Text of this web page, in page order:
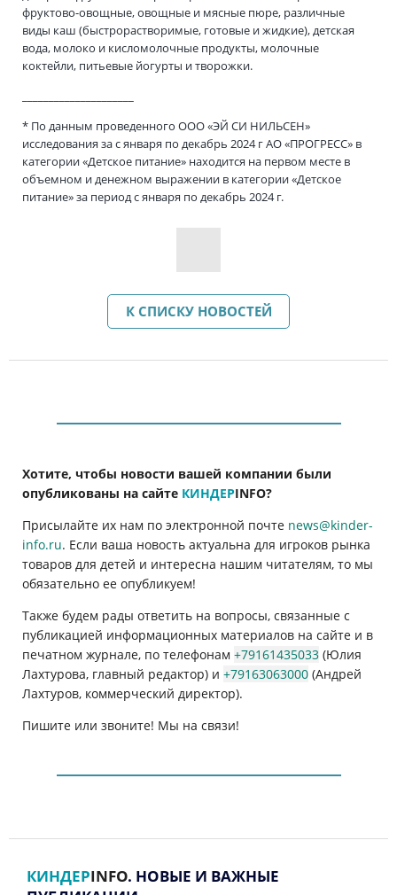
фруктово-овощные, овощные и мясные пюре, различные
виды каш (быстрорастворимые, готовые и жидкие), детская
вода, молоко и кисломолочные продукты, молочные
коктейли, питьевые йогурты и творожки.
* По данным проведенного ООО «ЭЙ СИ НИЛЬСЕН»
исследования за с января по декабрь 2024 г АО «ПРОГРЕСС» в
категории «Детское питание» находится на первом месте в
объемном и денежном выражении в категории «Детское
питание» за период с января по декабрь 2024 г.
К СПИСКУ НОВОСТЕЙ
Хотите, чтобы новости вашей компании были
опубликованы на сайте КИНДЕРINFO?
Присылайте их нам по электронной почте news@kinder-
info.ru. Если ваша новость актуальна для игроков рынка
товаров для детей и интересна нашим читателям, то мы
обязательно ее опубликуем!
Также будем рады ответить на вопросы, связанные с
публикацией информационных материалов на сайте и в
печатном журнале, по телефонам +79161435033 (Юлия
Лахтурова, главный редактор) и +79163063000 (Андрей
Лахтуров, коммерческий директор).
Пишите или звоните! Мы на связи!
КИНДЕРINFO. НОВЫЕ И ВАЖНЫЕ